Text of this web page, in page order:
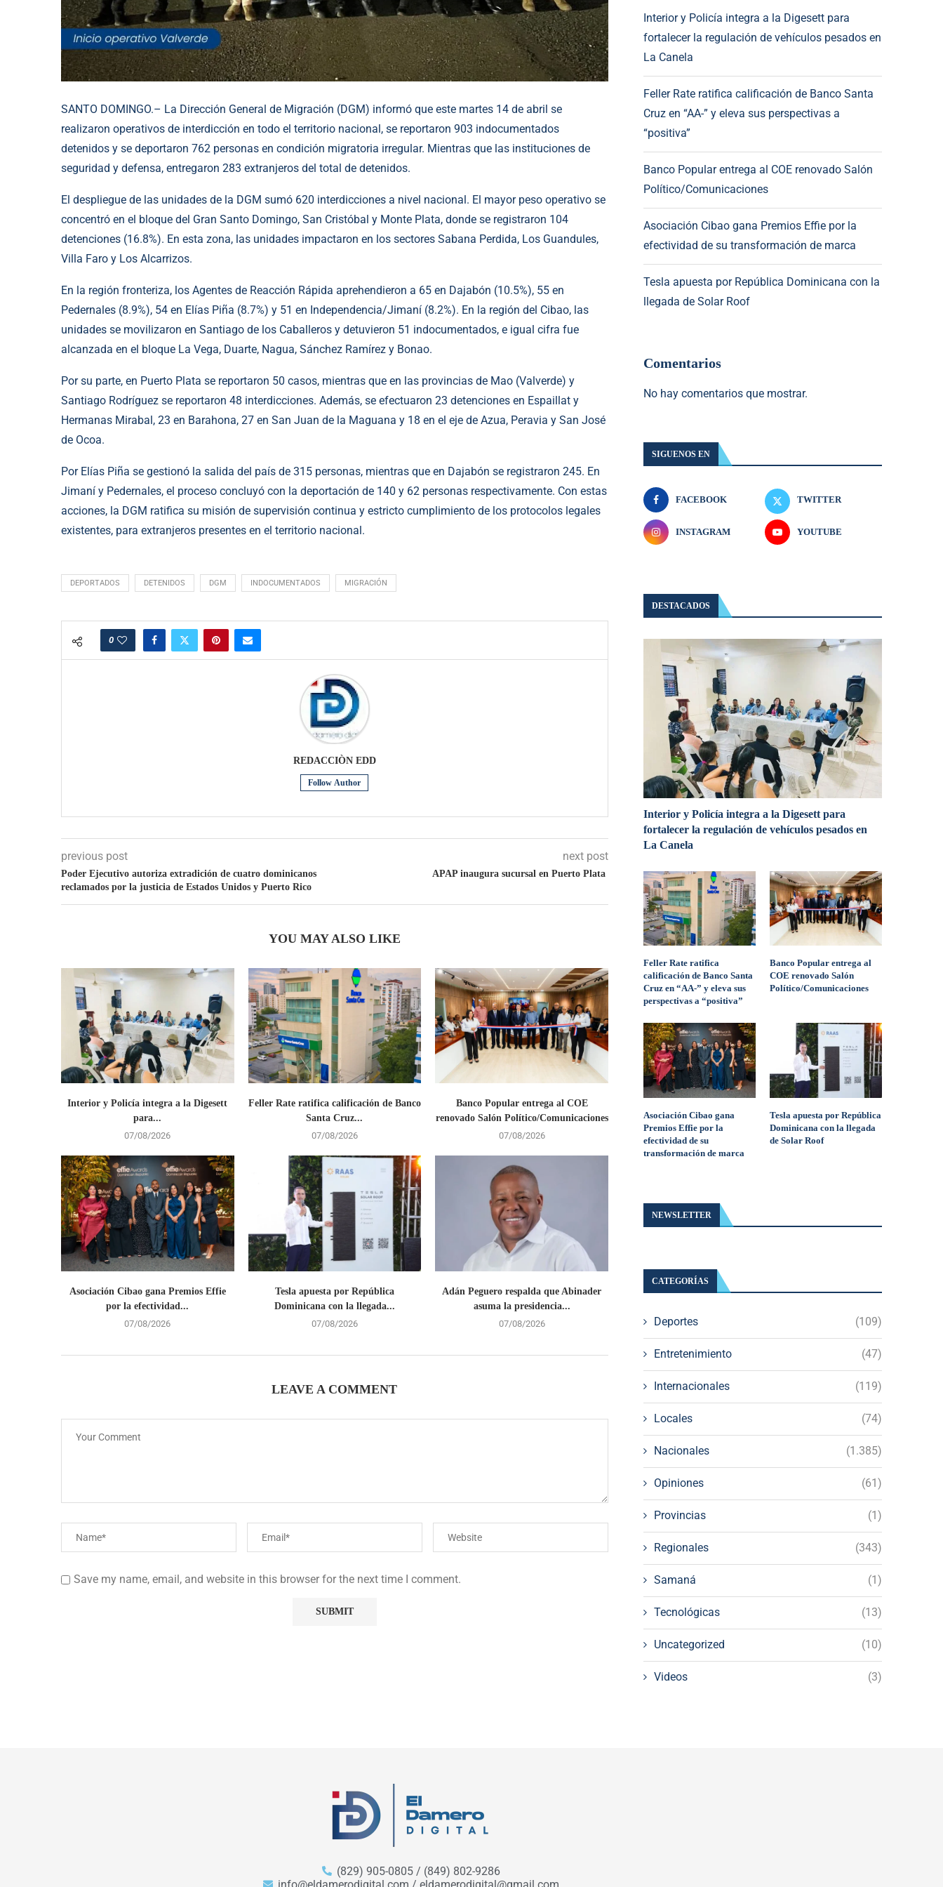
SANTO DOMINGO.– La Dirección General de Migración (DGM) informó que este martes 14 de abril se
realizaron operativos de interdicción en todo el territorio nacional, se reportaron 903 indocumentados
detenidos y se deportaron 762 personas en condición migratoria irregular. Mientras que las instituciones de
seguridad y defensa, entregaron 283 extranjeros del total de detenidos.
El despliegue de las unidades de la DGM sumó 620 interdicciones a nivel nacional. El mayor peso operativo se
concentró en el bloque del Gran Santo Domingo, San Cristóbal y Monte Plata, donde se registraron 104
detenciones (16.8%). En esta zona, las unidades impactaron en los sectores Sabana Perdida, Los Guandules,
Villa Faro y Los Alcarrizos.
En la región fronteriza, los Agentes de Reacción Rápida aprehendieron a 65 en Dajabón (10.5%), 55 en
Pedernales (8.9%), 54 en Elías Piña (8.7%) y 51 en Independencia/Jimaní (8.2%). En la región del Cibao, las
unidades se movilizaron en Santiago de los Caballeros y detuvieron 51 indocumentados, e igual cifra fue
alcanzada en el bloque La Vega, Duarte, Nagua, Sánchez Ramírez y Bonao.
Por su parte, en Puerto Plata se reportaron 50 casos, mientras que en las provincias de Mao (Valverde) y
Santiago Rodríguez se reportaron 48 interdicciones. Además, se efectuaron 23 detenciones en Espaillat y
Hermanas Mirabal, 23 en Barahona, 27 en San Juan de la Maguana y 18 en el eje de Azua, Peravia y San José
de Ocoa.
Por Elías Piña se gestionó la salida del país de 315 personas, mientras que en Dajabón se registraron 245. En
Jimaní y Pedernales, el proceso concluyó con la deportación de 140 y 62 personas respectivamente. Con estas
acciones, la DGM ratifica su misión de supervisión continua y estricto cumplimiento de los protocolos legales
existentes, para extranjeros presentes en el territorio nacional.
DEPORTADOS DETENIDOS DGM INDOCUMENTADOS MIGRACIÓN
0
REDACCIÒN EDD
Follow Author
previous post
Poder Ejecutivo autoriza extradición de cuatro dominicanos
reclamados por la justicia de Estados Unidos y Puerto Rico
next post
APAP inaugura sucursal en Puerto Plata
YOU MAY ALSO LIKE
Interior y Policía integra a la Digesett
para...
07/08/2026
Feller Rate ratifica calificación de Banco
Santa Cruz...
07/08/2026
Banco Popular entrega al COE
renovado Salón Político/Comunicaciones
07/08/2026
Asociación Cibao gana Premios Effie
por la efectividad...
07/08/2026
Tesla apuesta por República
Dominicana con la llegada...
07/08/2026
Adán Peguero respalda que Abinader
asuma la presidencia...
07/08/2026
LEAVE A COMMENT
Save my name, email, and website in this browser for the next time I comment.
Interior y Policía integra a la Digesett para
fortalecer la regulación de vehículos pesados en
La Canela
Feller Rate ratifica calificación de Banco Santa
Cruz en “AA-” y eleva sus perspectivas a
“positiva”
Banco Popular entrega al COE renovado Salón
Político/Comunicaciones
Asociación Cibao gana Premios Effie por la
efectividad de su transformación de marca
Tesla apuesta por República Dominicana con la
llegada de Solar Roof
Comentarios
No hay comentarios que mostrar.
SIGUENOS EN
FACEBOOK TWITTER
INSTAGRAM YOUTUBE
DESTACADOS
Interior y Policía integra a la Digesett para
fortalecer la regulación de vehículos pesados en
La Canela
Feller Rate ratifica
calificación de Banco Santa
Cruz en “AA-” y eleva sus
perspectivas a “positiva”
Banco Popular entrega al
COE renovado Salón
Político/Comunicaciones
Asociación Cibao gana
Premios Effie por la
efectividad de su
transformación de marca
Tesla apuesta por República
Dominicana con la llegada
de Solar Roof
NEWSLETTER
CATEGORÍAS
Deportes (109)
Entretenimiento (47)
Internacionales (119)
Locales (74)
Nacionales (1.385)
Opiniones (61)
Provincias (1)
Regionales (343)
Samaná (1)
Tecnológicas (13)
Uncategorized (10)
Videos (3)
(829) 905-0805 / (849) 802-9286
info@eldamerodigital.com / eldamerodigital@gmail.com